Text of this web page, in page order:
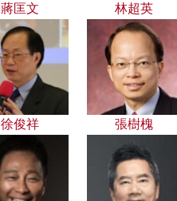
蔣匡文 林超英
徐俊祥 張樹槐